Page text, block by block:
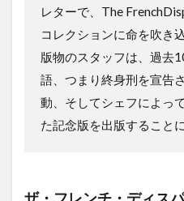
レターで、The
コレクションに命を吹き
版物のスタッフは、過去
語、つまり終身刑を宣告
動、そしてシェフによっ
た記念版を出版すること